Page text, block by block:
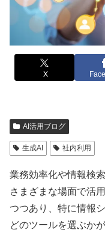
X
AI活用ブログ
生成AI 社内利用
業務効率化や情報検
さまざまな場面で活
つつあり、特に情報
どのツールを選ぶか